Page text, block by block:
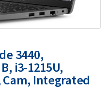
3440,
i3-1215U,
Cam, Integrated